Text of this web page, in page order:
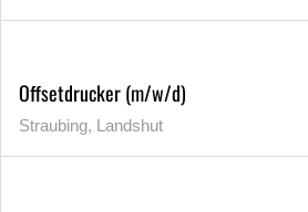
Offsetdrucker (m/w/d)
Straubing, Landshut